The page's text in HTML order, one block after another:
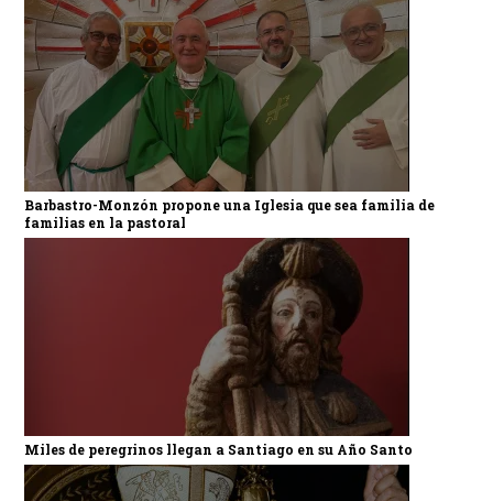
Barbastro-Monzón propone una Iglesia que sea familia de
familias en la pastoral
Miles de peregrinos llegan a Santiago en su Año Santo